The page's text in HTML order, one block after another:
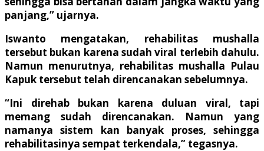
panjang,” ujarnya.
Iswanto mengatakan, rehabilitas mushalla
tersebut bukan karena sudah viral terlebih dahulu.
Namun menurutnya, rehabilitas mushalla Pulau
Kapuk tersebut telah direncanakan sebelumnya.
“Ini direhab bukan karena duluan viral, tapi
memang sudah direncanakan. Namun yang
namanya sistem kan banyak proses, sehingga
rehabilitasinya sempat terkendala,” tegasnya.